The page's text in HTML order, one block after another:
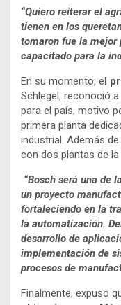
“Quiero reiterar el
tienen en los
tomaron fue la mejor
capacitado para la
En su momento, el
Schlegel, reconoció a
para el país, motivo
primera planta
industrial. Además
con dos plantas de la
“Bosch será una de
un proyecto
fortaleciendo en la
la automatización.
desarrollo de
implementación de
procesos de
Finalmente, expuso